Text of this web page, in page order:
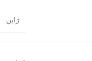
ژاپن